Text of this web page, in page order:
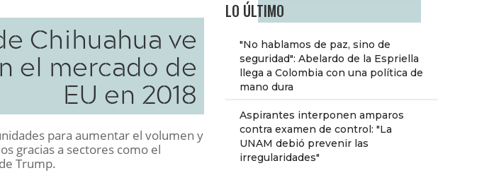
LO ÚLTIMO
"No hablamos de paz, sino de
seguridad": Abelardo de la Espriella
llega a Colombia con una política de
mano dura
Aspirantes interponen amparos
contra examen de control: "La
UNAM debió prevenir las
irregularidades"
Chihuahua ve
el mercado de
EU en 2018
para aumentar el volumen y
gracias a sectores como el
Trump.